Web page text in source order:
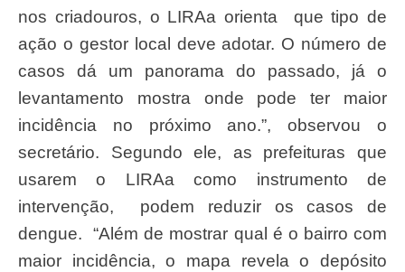
nos criadouros, o LIRAa orienta que tipo de
ação o gestor local deve adotar. O número de
casos dá um panorama do passado, já o
levantamento mostra onde pode ter maior
incidência no próximo ano.”, observou o
secretário. Segundo ele, as prefeituras que
usarem o LIRAa como instrumento de
intervenção, podem reduzir os casos de
dengue. “Além de mostrar qual é o bairro com
maior incidência, o mapa revela o depósito